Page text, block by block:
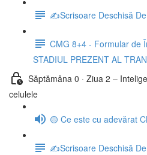
✍️Scrisoare Deschisă
CMG 8+4 - Formular de
STADIUL PREZENT AL
Săptămâna 0 · Ziua 2 –
celulele
🟡 Ce este cu adevărat
✍️Scrisoare Deschisă